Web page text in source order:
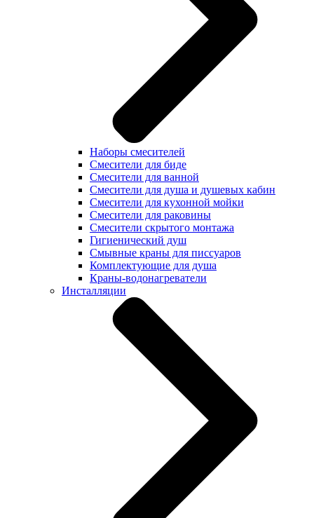
Наборы смесителей
Смесители для биде
Смесители для ванной
Смесители для душа и душевых кабин
Смесители для кухонной мойки
Смесители для раковины
Смесители скрытого монтажа
Гигиенический душ
Смывные краны для писсуаров
Комплектующие для душа
Краны-водонагреватели
Инсталляции